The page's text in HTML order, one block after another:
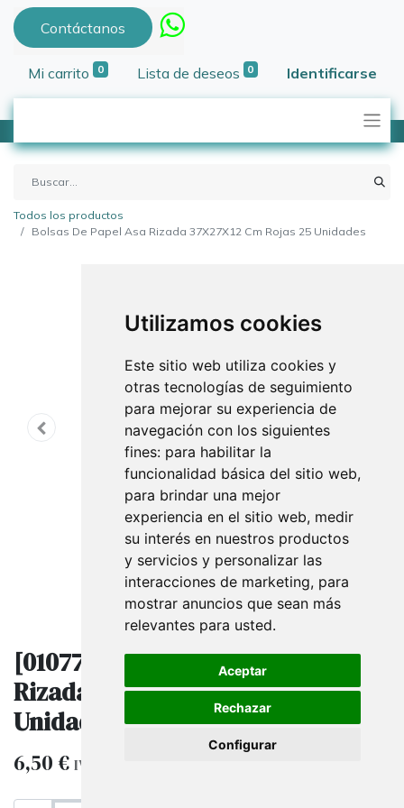
Utilizamos cookies
Este sitio web utiliza cookies y
otras tecnologías de seguimiento
para mejorar su experiencia de
navegación con los siguientes
fines: para habilitar la
funcionalidad básica del sitio web,
para brindar una mejor
experiencia en el sitio web, medir
su interés en nuestros productos
y servicios y personalizar las
interacciones de marketing, para
mostrar anuncios que sean más
relevantes para usted.
Aceptar
Rechazar
Configurar
Contáctanos
Mi carrito 0 Lista de deseos 0 Identificarse
Todos los productos
Bolsas De Papel Asa Rizada 37X27X12 Cm Rojas 25 Unidades
[010778] Bolsas De Papel Asa
Rizada 37X27X12 Cm Rojas 25
Unidades
6,50€ IVA excluido